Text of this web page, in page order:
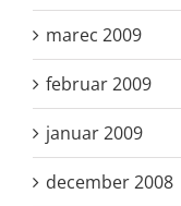
marec 2009
februar 2009
januar 2009
december 2008